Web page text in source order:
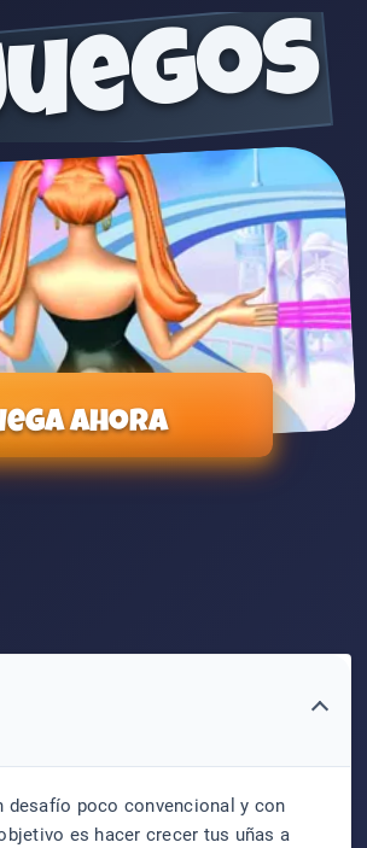
ahora
desafío poco convencional y con
es hacer crecer tus uñas a